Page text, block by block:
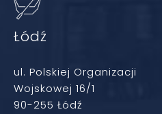
Łódź
ul. Polskiej Organizacji
Wojskowej 16/1
90-255 Łódź